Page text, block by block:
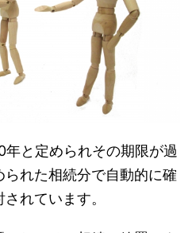
と定められその期限が過
れた相続分で自動的に確
れています。